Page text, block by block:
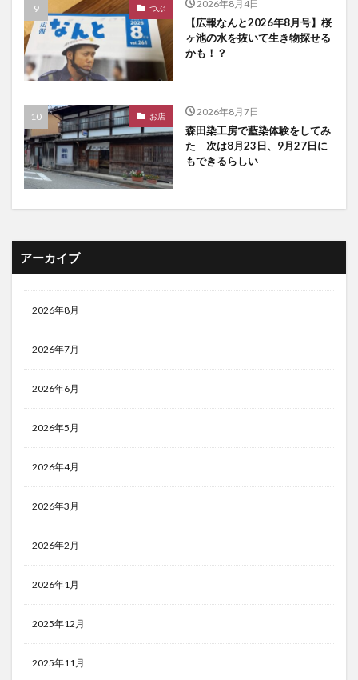
つぶ 2026年8月4日
【広報なんと2026年8月号】桜
ヶ池の水を抜いて生き物探せる
かも！？
お店 2026年8月7日
森田染工房で藍染体験をしてみ
た 次は8月23日、9月27日に
もできるらしい
アーカイブ
2026年8月
2026年7月
2026年6月
2026年5月
2026年4月
2026年3月
2026年2月
2026年1月
2025年12月
2025年11月